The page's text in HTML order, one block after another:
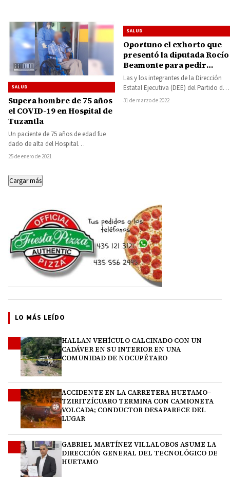
SALUD
Supera hombre de 75 años
el COVID-19 en Hospital de
Tuzantla
Un paciente de 75 años de edad fue
dado de alta del Hospital
Comunitario de Tuzantla, de la…
25 de enero de 2021
SALUD
Oportuno el exhorto que
presentó la diputada Rocío
Beamonte para pedir
vacunación a niñas y niños
de 5 a 12 años: PRD
Michoacán
Las y los integrantes de la Dirección
Estatal Ejecutiva (DEE) del Partido de
la Revolución Democrática (PRD),
31 de marzo de 2022
Cargar más
LO MÁS LEÍDO
HALLAN VEHÍCULO CALCINADO CON UN
CADÁVER EN SU INTERIOR EN UNA
COMUNIDAD DE NOCUPÉTARO
ACCIDENTE EN LA CARRETERA HUETAMO–
TZIRITZÍCUARO TERMINA CON CAMIONETA
VOLCADA; CONDUCTOR DESAPARECE DEL
LUGAR
GABRIEL MARTÍNEZ VILLALOBOS ASUME LA
DIRECCIÓN GENERAL DEL TECNOLÓGICO DE
HUETAMO